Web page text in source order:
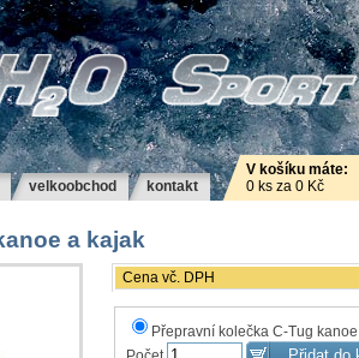
velkoobchod kontakt
V košíku máte:
0 ks za 0 Kč
a kajak
Cena vč. DPH
Přepravní kolečka C-Tug